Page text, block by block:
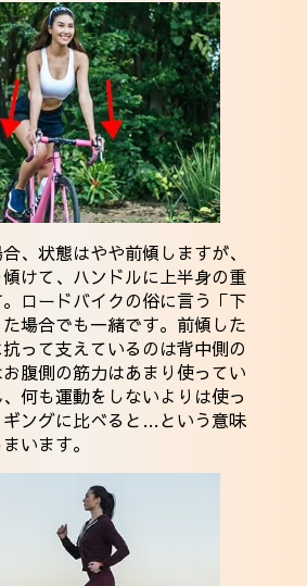
、状態はやや前傾しますが、
けて、ハンドルに上半身の重
ロードバイクの俗に言う「下
場合でも一緒です。前傾した
って支えているのは背中側の
腹側の筋力はあまり使ってい
何も運動をしないよりは使っ
ングに比べると…という意味
います。